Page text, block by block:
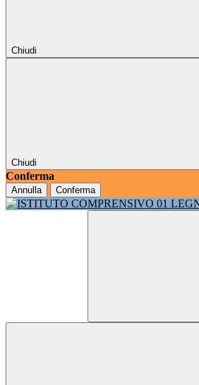
Chiudi
Chiudi
Conferma
Annulla Conferma